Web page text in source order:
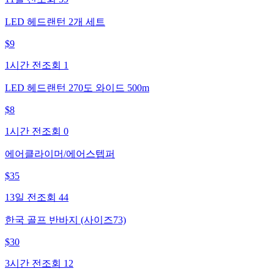
LED 헤드랜턴 2개 세트
$9
1시간 전 조회 1
LED 헤드랜턴 270도 와이드 500m
$8
1시간 전 조회 0
에어클라이머/에어스텝퍼
$35
13일 전 조회 44
한국 골프 반바지 (사이즈73)
$30
3시간 전 조회 12